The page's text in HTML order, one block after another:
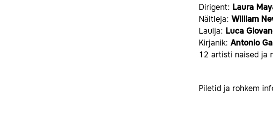
Dirigent: Laura
Näitleja: William
Laulja: Luca
Kirjanik: Antonio
12 artisti naised ja
Piletid ja rohkem